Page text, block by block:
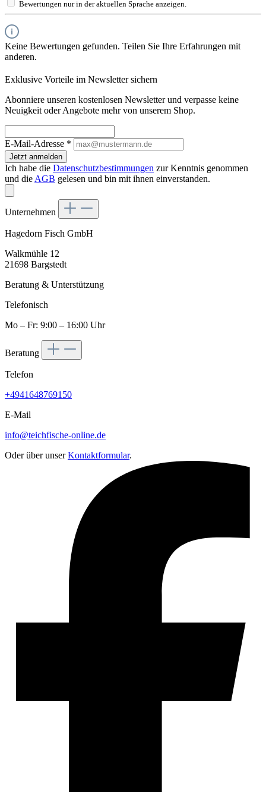
Bewertungen nur in der aktuellen Sprache anzeigen.
Keine Bewertungen gefunden. Teilen Sie Ihre Erfahrungen mit
anderen.
Exklusive Vorteile im Newsletter sichern
Abonniere unseren kostenlosen Newsletter und verpasse keine
Neuigkeit oder Angebote mehr von unserem Shop.
E-Mail-Adresse *
Jetzt anmelden
Ich habe die Datenschutzbestimmungen zur Kenntnis genommen
und die AGB gelesen und bin mit ihnen einverstanden.
Unternehmen
Hagedorn Fisch GmbH
Walkmühle 12
21698 Bargstedt
Beratung & Unterstützung
Telefonisch
Mo – Fr: 9:00 – 16:00 Uhr
Beratung
Telefon
+4941648769150
E-Mail
info@teichfische-online.de
Oder über unserKontaktformular.